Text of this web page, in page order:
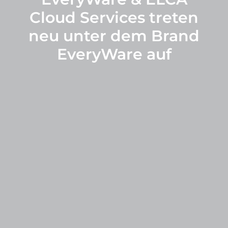
Cloud Services treten
neu unter dem Brand
EveryWare auf